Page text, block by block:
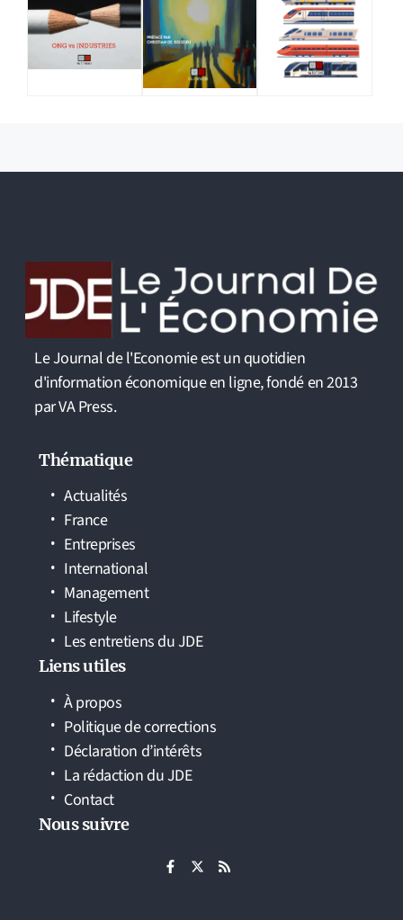
Le Journal de l'Economie est un quotidien
d'information économique en ligne, fondé en 2013
par VA Press.
Thématique
Actualités
France
Entreprises
International
Management
Lifestyle
Les entretiens du JDE
Liens utiles
À propos
Politique de corrections
Déclaration d’intérêts
La rédaction du JDE
Contact
Nous suivre